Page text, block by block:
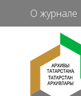
О журнале